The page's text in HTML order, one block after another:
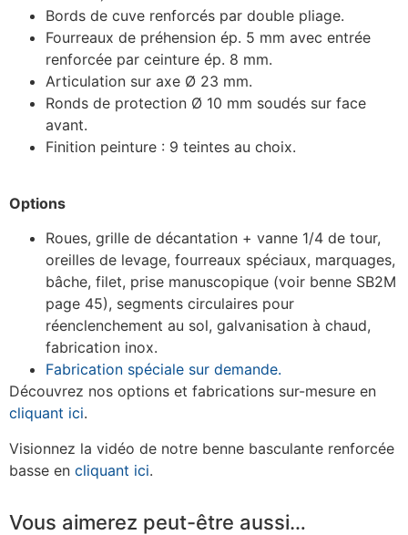
Bords de cuve renforcés par double pliage.
Fourreaux de préhension ép. 5 mm avec entrée
renforcée par ceinture ép. 8 mm.
Articulation sur axe Ø 23 mm.
Ronds de protection Ø 10 mm soudés sur face
avant.
Finition peinture : 9 teintes au choix.
Options
Roues, grille de décantation + vanne 1/4 de tour,
oreilles de levage, fourreaux spéciaux, marquages,
bâche, filet, prise manuscopique (voir benne SB2M
page 45), segments circulaires pour
réenclenchement au sol, galvanisation à chaud,
fabrication inox.
Fabrication spéciale sur demande.
Découvrez nos options et fabrications sur-mesure en
cliquant ici.
Visionnez la vidéo de notre benne basculante renforcée
basse en cliquant ici.
Vous aimerez peut-être aussi…